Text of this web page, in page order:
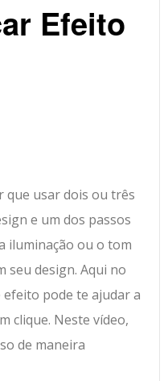
Efeito
que usar dois ou três
e um dos passos
iluminação ou o tom
seu design. Aqui no
pode te ajudar a
clique. Neste vídeo,
de maneira